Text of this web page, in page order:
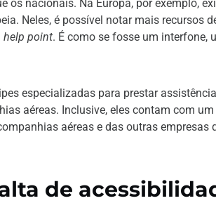
os nacionais. Na Europa, por exemplo,
Neles, é possível notar mais recursos
help point. É como se fosse um interfone,
especializadas para prestar
aéreas. Inclusive, eles contam com
aéreas e das outras empresas
de